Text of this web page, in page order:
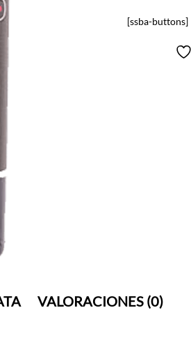
[ssba-buttons]
VALORACIONES (0)